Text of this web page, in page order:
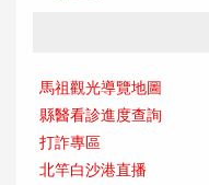
馬祖觀光導覽地圖
縣醫看診進度查詢
打詐專區
北竿白沙港直播